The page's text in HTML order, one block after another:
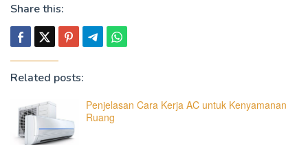
Share this:
Related posts:
Penjelasan Cara Kerja AC untuk Kenyamanan
Ruang